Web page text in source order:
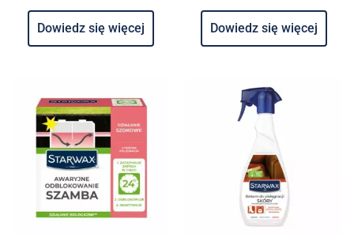
Dowiedz się więcej Dowiedz się więcej